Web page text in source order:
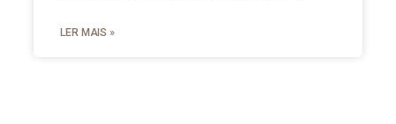
LER MAIS »